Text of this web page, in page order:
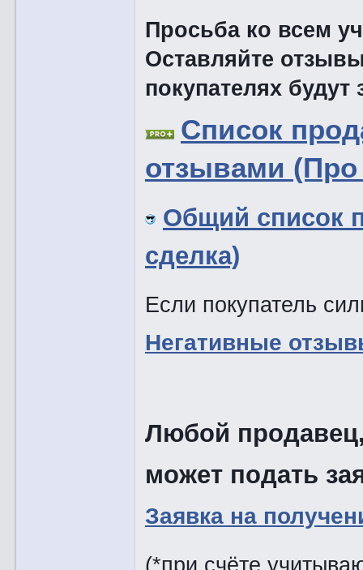
Просьба ко всем
Оставляйте
покупателях
Список
отзывами (Про
Общий список
сделка)
Если покупатель
Негативные
Любой
может подать
Заявка на
(*при счёте